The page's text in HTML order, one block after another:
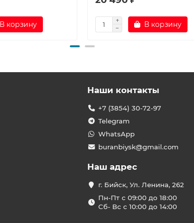
В корзину В корзину
Наши контакты
+7 (3854) 30-72-97
Telegram
WhatsApp
buranbiysk@gmail.com
Наш адрес
г. Бийск, Ул. Ленина, 262
Пн-Пт с 09:00 до 18:00
Сб- Вс с 10:00 до 14:00